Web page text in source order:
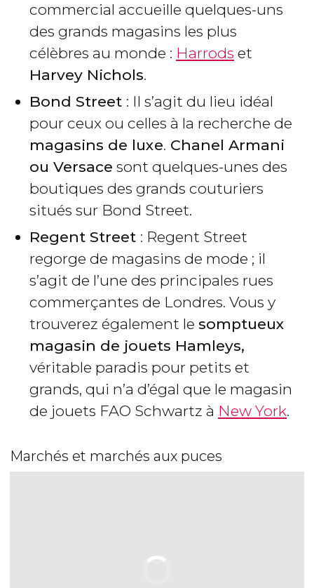
commercial accueille quelques-uns
des grands magasins les plus
célèbres au monde : Harrods et
Harvey Nichols.
Bond Street : Il s’agit du lieu idéal
pour ceux ou celles à la recherche de
magasins de luxe. Chanel Armani
ou Versace sont quelques-unes des
boutiques des grands couturiers
situés sur Bond Street.
Regent Street : Regent Street
regorge de magasins de mode ; il
s’agit de l’une des principales rues
commerçantes de Londres. Vous y
trouverez également le somptueux
magasin de jouets Hamleys,
véritable paradis pour petits et
grands, qui n’a d’égal que le magasin
de jouets FAO Schwartz à New York.
Marchés et marchés aux puces